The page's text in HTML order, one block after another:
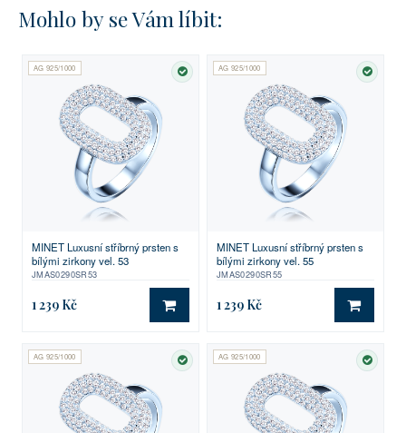
Mohlo by se Vám líbit:
AG 925/1000
SKLADEM
MINET Luxusní stříbrný prsten s
bílými zirkony vel. 53
JMAS0290SR53
1 239 Kč DO KOŠÍKU
AG 925/1000
MINET Luxusní stříbrný prsten s
bílými zirkony vel. 55
JMAS0290SR55
1 239 Kč DO
AG 925/1000
SKLADEM
AG 925/1000